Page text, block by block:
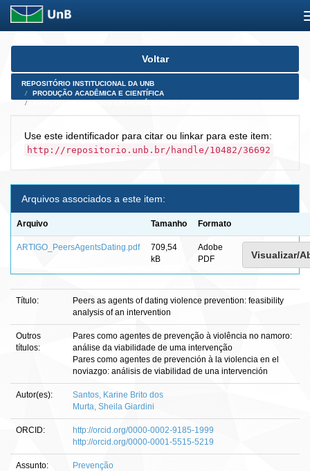
Skip
Voltar
REPOSITÓRIO INSTITUCIONAL DA UNB
PRODUÇÃO ACADÊMICA E CIENTÍFICA
Use este identificador para citar ou linkar para este item:
http://repositorio.unb.br/handle/10482/36692
Arquivos associados a este item:
Arquivo Tamanho Formato
ARTIGO_PeersAgentsDating.pdf
709,54
kB
Adobe
PDF
Visualizar/
Título:
Peers as agents of dating violence prevention: feasibility
analysis of an intervention
Outros
títulos:
Pares como agentes de prevenção à violência no namoro:
análise da viabilidade de uma intervenção
Pares como agentes de prevención à la violencia en el
noviazgo: análisis de viabilidad de una intervención
Autor(es):
Santos, Karine Brito dos
Murta, Sheila Giardini
ORCID:
http://orcid.org/0000-0002-9185-1999
http://orcid.org/0000-0001-5515-5219
Assunto:
Prevenção